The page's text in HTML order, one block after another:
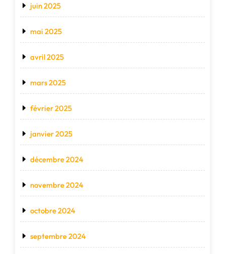
juin 2025
mai 2025
avril 2025
mars 2025
février 2025
janvier 2025
décembre 2024
novembre 2024
octobre 2024
septembre 2024